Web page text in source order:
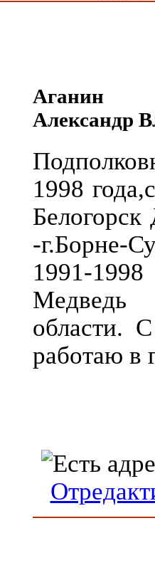
Аганин
Александр
1998
-
1991-
Медведь
области.
работаю в